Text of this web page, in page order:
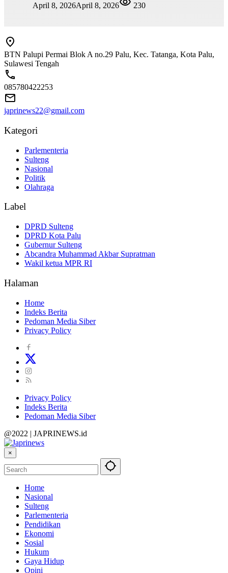
April 8, 2026April 8, 2026 230
BTN Palupi Permai Blok A no.29 Palu, Kec. Tatanga, Kota Palu,
Sulawesi Tengah
085780422253
japrinews22@gmail.com
Kategori
Parlementeria
Sulteng
Nasional
Politik
Olahraga
Label
DPRD Sulteng
DPRD Kota Palu
Gubernur Sulteng
Abcandra Muhammad Akbar Supratman
Wakil ketua MPR RI
Halaman
Home
Indeks Berita
Pedoman Media Siber
Privacy Policy
Privacy Policy
Indeks Berita
Pedoman Media Siber
@2022 | JAPRINEWS.id
×
Home
Nasional
Sulteng
Parlementeria
Pendidikan
Ekonomi
Sosial
Hukum
Gaya Hidup
Opini